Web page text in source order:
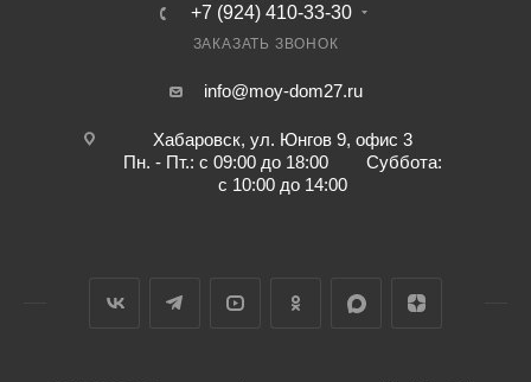
+7 (924) 410-33-30
ЗАКАЗАТЬ ЗВОНОК
info@moy-dom27.ru
Хабаровск, ул. Юнгов 9, офис 3
Пн. - Пт.: с 09:00 до 18:00 Суббота:
с 10:00 до 14:00